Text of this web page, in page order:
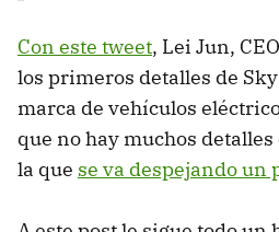
Con este tweet, Lei Jun,
los primeros detalles de
marca de vehículos
que no hay muchos
la que se va despejando un